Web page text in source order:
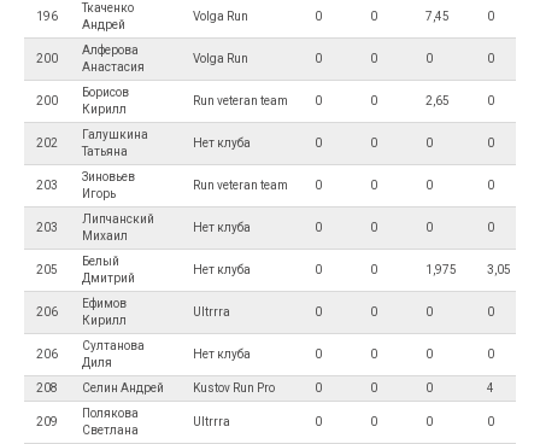
196
Ткаченко
Андрей
Volga Run 0 0 7,45 0
200
Алферова
Анастасия
Volga Run 0 0 0 0
200
Борисов
Кирилл
Run veteran team 0 0 2,65 0
202
Галушкина
Татьяна
Нет клуба 0 0 0 0
203
Зиновьев
Игорь
Run veteran team 0 0 0 0
203
Липчанский
Михаил
Нет клуба 0 0 0 0
205
Белый
Дмитрий
Нет клуба 0 0 1,975 3,05
206
Ефимов
Кирилл
Ultrrra 0 0 0 0
206
Султанова
Диля
Нет клуба 0 0 0 0
208 Селин Андрей Kustov Run Pro 0 0 0 4
209
Полякова
Светлана
Ultrrra 0 0 0 0